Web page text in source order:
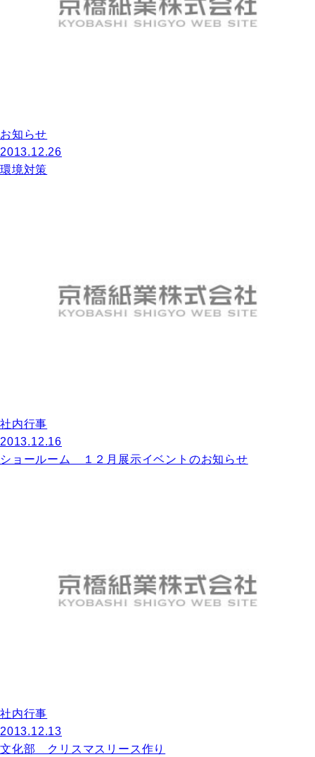
お知らせ
2013.12.26
環境対策
社内行事
2013.12.16
ショールーム １２月展示イベントのお知らせ
社内行事
2013.12.13
文化部 クリスマスリース作り